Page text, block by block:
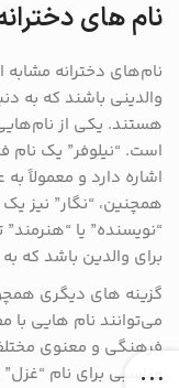
نام های
نام‌های دخترانه
والدینی باشند که به
هستند. یکی از
است. “نیلوفر” یک نام
اشاره دارد و معمولاً
همچنین، “نگار” نیز
“نویسنده” یا
برای والدین باشد که
گزینه ‌های دیگری
می‌توانند نام‌ هایی با
فرهنگی و معنوی
مناسبی برای نام